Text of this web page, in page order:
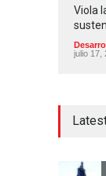
Viola
julio 17,